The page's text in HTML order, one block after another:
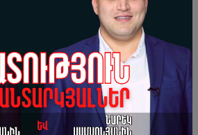
Нарек Самсонян
6-й карцер со своим
политзаключенный Нарек